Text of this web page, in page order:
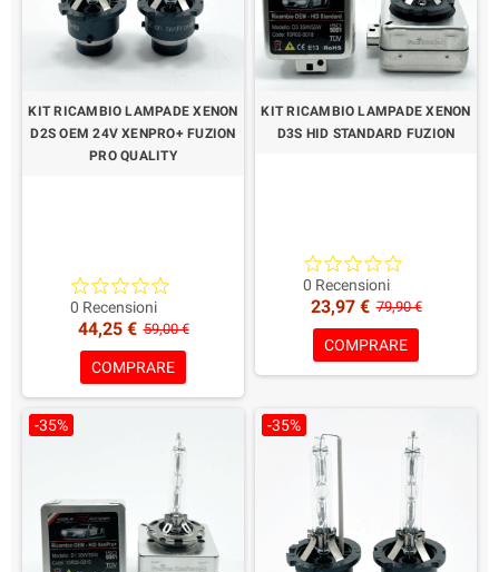
KIT RICAMBIO LAMPADE XENON
D2S OEM 24V XENPRO+ FUZION
PRO QUALITY
2 Lampade HID Xenon 24V
35/55W Professionali.
Lampade potenziate e
ottimizate
Garanzia: 2 Anni
Colorazione a Scelta!
0 Recensioni
44,25 € 59,00 €
COMPRARE
KIT RICAMBIO LAMPADE XENON
D3S HID STANDARD FUZION
2 Lampade HID Xenon D3S
12V 35/55W
Colorazione a Scelta!
Garanzia: 1 Anno
0 Recensioni
23,97 € 79,90 €
COMPRARE
-35% -35%